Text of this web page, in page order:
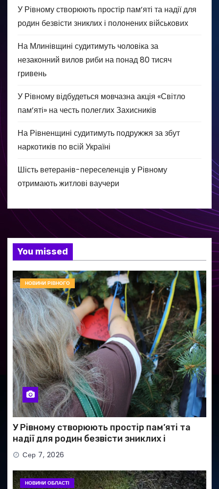
У Рівному створюють простір пам’яті та надії для
родин безвісти зниклих і полонених військових
На Млинівщині судитимуть чоловіка за
незаконний вилов риби на понад 80 тисяч
гривень
У Рівному відбудеться мовчазна акція «Світло
пам’яті» на честь полеглих Захисників
На Рівненщині судитимуть подружжя за збут
наркотиків по всій Україні
Шість ветеранів-переселенців у Рівному
отримають житлові ваучери
You missed
НОВИНИ РІВНОГО
У Рівному створюють простір пам’яті та
надії для родин безвісти зниклих і
полонених військових
Сер 7, 2026
НОВИНИ ОБЛАСТІ